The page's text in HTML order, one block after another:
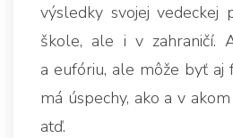
výsledky svojej vedeckej
škole, ale i v zahraničí.
a eufóriu, ale môže byť aj
má úspechy, ako a v
atď.